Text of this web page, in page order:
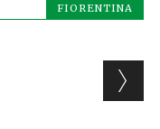
FIORENTINA